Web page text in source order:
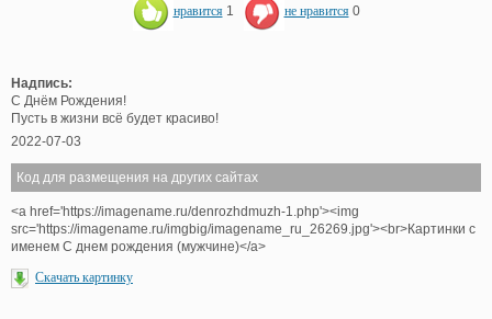
нравится 1 не нравится 0
Надпись:
С Днём Рождения!
Пусть в жизни всё будет красиво!
2022-07-03
Код для размещения на других сайтах
<a href='https://imagename.ru/denrozhdmuzh-1.php'><img
src='https://imagename.ru/imgbig/imagename_ru_26269.jpg'><br>Картинки с
именем С днем рождения (мужчине)</a>
Скачать картинку